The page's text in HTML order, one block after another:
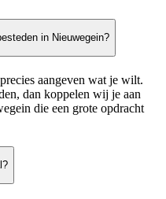
in Nieuwegein?
aangeven wat je wilt.
dan koppelen wij je aan
die een grote opdracht